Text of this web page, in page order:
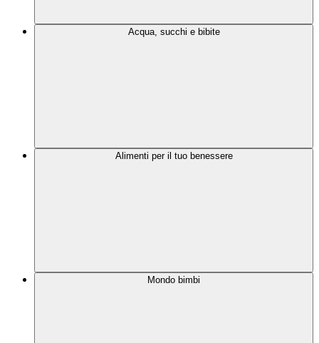
Acqua, succhi e bibite
Alimenti per il tuo benessere
Mondo bimbi